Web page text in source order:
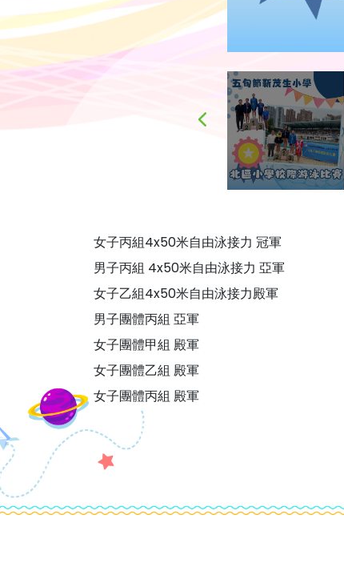
女子丙組4x50米自由泳接力 冠軍
男子丙組 4x50米自由泳接力 亞軍
女子乙組4x50米自由泳接力殿軍
男子團體丙組 亞軍
女子團體甲組 殿軍
女子團體乙組 殿軍
女子團體丙組 殿軍